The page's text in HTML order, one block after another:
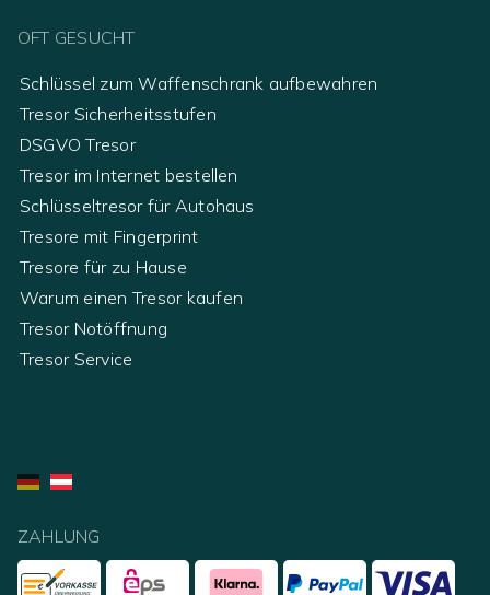
OFT GESUCHT
Schlüssel zum Waffenschrank aufbewahren
Tresor Sicherheitsstufen
DSGVO Tresor
Tresor im Internet bestellen
Schlüsseltresor für Autohaus
Tresore mit Fingerprint
Tresore für zu Hause
Warum einen Tresor kaufen
Tresor Notöffnung
Tresor Service
ZAHLUNG